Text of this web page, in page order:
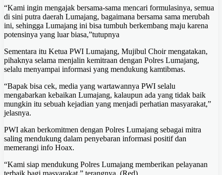
“Kami ingin mengajak bersama-sama mencari formulasinya, semua
di sini putra daerah Lumajang, bagaimana bersama sama merubah
ini, sehingga Lumajang ini bisa tumbuh berkembang maju karena
potensinya yang luar biasa,”tutupnya
Sementara itu Ketua PWI Lumajang, Mujibul Choir mengatakan,
pihaknya selama menjalin kemitraan dengan Polres Lumajang,
selalu menyampai informasi yang mendukung kamtibmas.
“Bapak bisa cek, media yang wartawannya PWI selalu
mengabarkan kebaikan Lumajang, kalaupun ada yang tidak baik
mungkin itu sebuah kejadian yang menjadi perhatian masyarakat,”
jelasnya.
PWI akan berkomitmen dengan Polres Lumajang sebagai mitra
saling mendukung dalam penyebaran informasi positif dan
memerangi info Hoax.
“Kami siap mendukung Polres Lumajang memberikan pelayanan